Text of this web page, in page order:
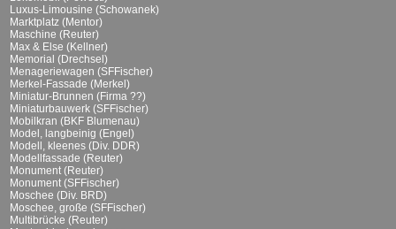
Luxus-Limousine (Schowanek)
Marktplatz (Mentor)
Maschine (Reuter)
Max & Else (Kellner)
Memorial (Drechsel)
Menageriewagen (SFFischer)
Merkel-Fassade (Merkel)
Miniatur-Brunnen (Firma ??)
Miniaturbauwerk (SFFischer)
Mobilkran (BKF Blumenau)
Model, langbeinig (Engel)
Modell, kleenes (Div. DDR)
Modellfassade (Reuter)
Monument (Reuter)
Monument (SFFischer)
Moschee (Div. BRD)
Moschee, große (SFFischer)
Multibrücke (Reuter)